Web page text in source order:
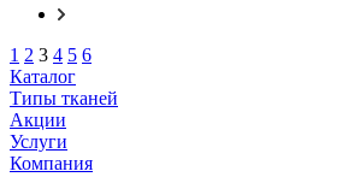
1 2 3 4 5 6
Каталог
Типы тканей
Акции
Услуги
Компания